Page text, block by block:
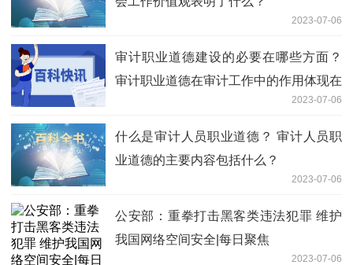
2023-07-06
审计职业道德建设的必要在哪些方面？
审计职业道德在审计工作中的作用体现在
2023-07-06
什么是审计人员职业道德？ 审计人员职
业道德的主要内容包括什么？
2023-07-06
公安部：重拳打击黑客类违法犯罪 维护
我国网络空间安全|每日聚焦
2023-07-06